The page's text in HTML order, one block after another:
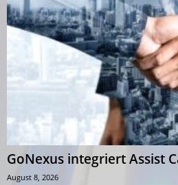
GoNexus integriert Assist
August 8, 2026